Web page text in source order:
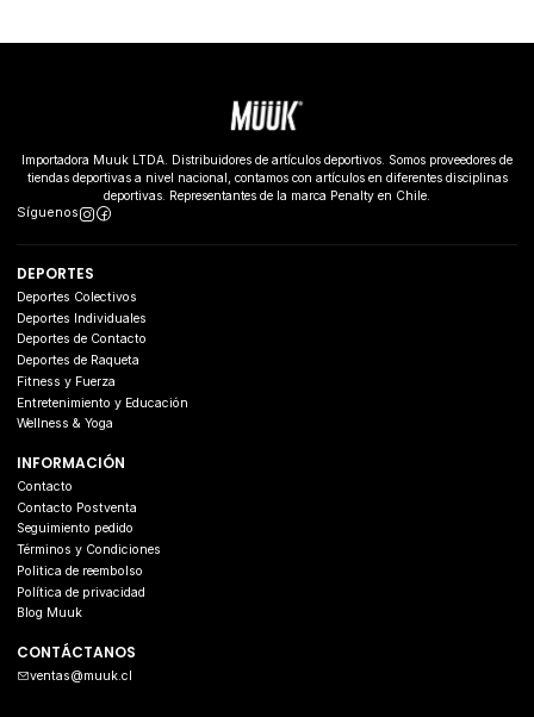
Importadora Muuk LTDA. Distribuidores de artículos deportivos. Somos proveedores de
tiendas deportivas a nivel nacional, contamos con artículos en diferentes disciplinas
deportivas. Representantes de la marca Penalty en Chile.
Síguenos
DEPORTES
Deportes Colectivos
Deportes Individuales
Deportes de Contacto
Deportes de Raqueta
Fitness y Fuerza
Entretenimiento y Educación
Wellness & Yoga
INFORMACIÓN
Contacto
Contacto Postventa
Seguimiento pedido
Términos y Condiciones
Politica de reembolso
Política de privacidad
Blog Muuk
CONTÁCTANOS
ventas@muuk.cl